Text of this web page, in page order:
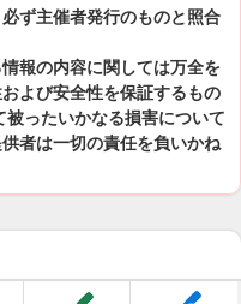
ず主催者発行のものと照合
報の内容に関しては万全を
よび安全性を保証するもの
ったいかなる損害について
者は一切の責任を負いかね